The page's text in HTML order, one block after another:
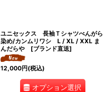
ユニセックス 長袖Ｔシャツべんがら
染め/カンムリワシ L / XL / XXL ま
んだらや [ブランド直送]
12,000円(税込)
オプション選択